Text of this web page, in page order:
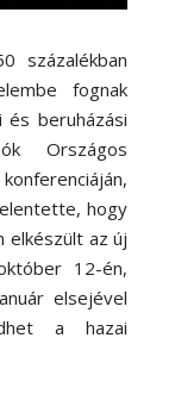
százalékban
fognak
és beruházási
Országos
hogy
elkészült az új
12-én,
elsejével
a hazai